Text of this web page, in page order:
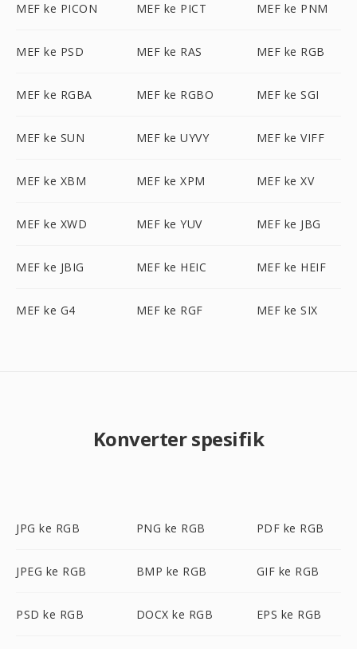
MEF ke PICON MEF ke PICT MEF ke PNM
MEF ke PSD MEF ke RAS MEF ke RGB
MEF ke RGBA MEF ke RGBO MEF ke SGI
MEF ke SUN MEF ke UYVY MEF ke VIFF
MEF ke XBM MEF ke XPM MEF ke XV
MEF ke XWD MEF ke YUV MEF ke JBG
MEF ke JBIG MEF ke HEIC MEF ke HEIF
MEF ke G4 MEF ke RGF MEF ke SIX
Konverter spesifik
JPG ke RGB PNG ke RGB PDF ke RGB
JPEG ke RGB BMP ke RGB GIF ke RGB
PSD ke RGB DOCX ke RGB EPS ke RGB